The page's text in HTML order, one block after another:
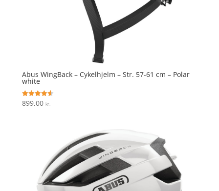
Abus WingBack – Cykelhjelm – Str. 57-61 cm – Polar
white
Vurderet
4.6
899,00 kr.